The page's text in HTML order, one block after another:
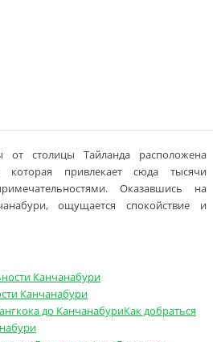
от столицы Тайланда расположена
которая привлекает сюда тысячи
Оказавшись на
ощущается спокойствие и
Канчанабури
Как добраться